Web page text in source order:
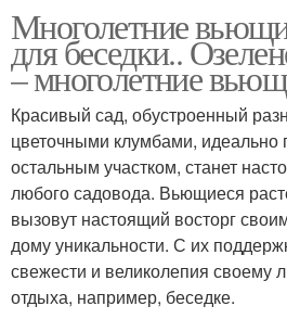
Многолетние
для беседки..
– многолетние
Красивый сад, обустроенный
цветочными клумбами,
остальным участком, станет
любого садовода. Вьющиеся
вызовут настоящий восторг
дому уникальности. С их
свежести и великолепия своему
отдыха, например, беседке.